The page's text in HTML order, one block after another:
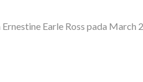
Ernestine Earle Ross pada